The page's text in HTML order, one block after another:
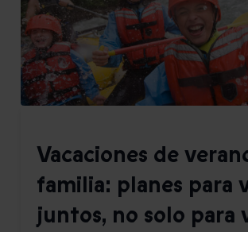
Vacaciones de
familia: planes para
juntos, no solo para